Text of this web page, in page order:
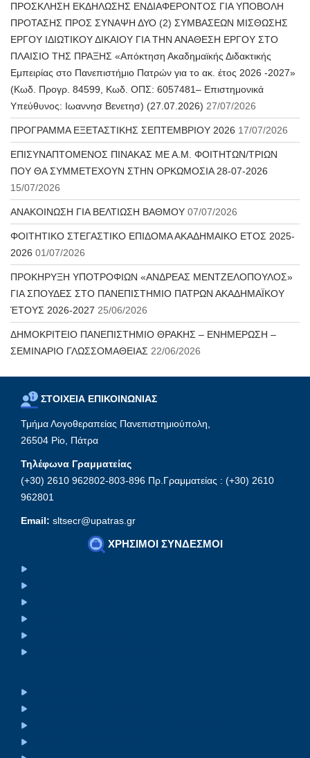
ΠΡΟΣΚΛΗΣΗ ΕΚΔΗΛΩΣΗΣ ΕΝΔΙΑΦΕΡΟΝΤΟΣ ΓΙΑ ΥΠΟΒΟΛΗ
ΠΡΟΤΑΣΗΣ ΠΡΟΣ ΣΥΝΑΨΗ ΔΥΟ (2) ΣΥΜΒΑΣΕΩΝ ΜΙΣΘΩΣΗΣ
ΕΡΓΟΥ ΙΔΙΩΤΙΚΟΥ ΔΙΚΑΙΟΥ ΓΙΑ ΤΗΝ ΑΝΑΘΕΣΗ ΕΡΓΟΥ ΣΤΟ
ΠΛΑΙΣΙΟ ΤΗΣ ΠΡΑΞΗΣ «Απόκτηση Ακαδημαϊκής Διδακτικής
Εμπειρίας στο Πανεπιστήμιο Πατρών για το ακ. έτος 2026 -2027»
(Κωδ. Προγρ. 84599, Κωδ. ΟΠΣ: 6057481– Επιστημονικά
Υπεύθυνος: Ιωαννησ Βενετησ) (27.07.2026) 27/07/2026
ΠΡΟΓΡΑΜΜΑ ΕΞΕΤΑΣΤΙΚΗΣ ΣΕΠΤΕΜΒΡΙΟΥ 2026 17/07/2026
ΕΠΙΣΥΝΑΠΤΟΜΕΝΟΣ ΠΙΝΑΚΑΣ ΜΕ Α.Μ. ΦΟΙΤΗΤΩΝ/ΤΡΙΩΝ
ΠΟΥ ΘΑ ΣΥΜΜΕΤΕΧΟΥΝ ΣΤΗΝ ΟΡΚΩΜΟΣΙΑ 28-07-2026
15/07/2026
ΑΝΑΚΟΙΝΩΣΗ ΓΙΑ ΒΕΛΤΙΩΣΗ ΒΑΘΜΟΥ 07/07/2026
ΦΟΙΤΗΤΙΚΟ ΣΤΕΓΑΣΤΙΚΟ ΕΠΙΔΟΜΑ ΑΚΑΔΗΜΑΙΚΟ ΕΤΟΣ 2025-
2026 01/07/2026
ΠΡΟΚΗΡΥΞΗ ΥΠΟΤΡΟΦΙΩΝ «ΑΝΔΡΕΑΣ ΜΕΝΤΖΕΛΟΠΟΥΛΟΣ»
ΓΙΑ ΣΠΟΥΔΕΣ ΣΤΟ ΠΑΝΕΠΙΣΤΗΜΙΟ ΠΑΤΡΩΝ ΑΚΑΔΗΜΑΪΚΟΥ
ΈΤΟΥΣ 2026-2027 25/06/2026
ΔΗΜΟΚΡΙΤΕΙΟ ΠΑΝΕΠΙΣΤΗΜΙΟ ΘΡΑΚΗΣ – ΕΝΗΜΕΡΩΣΗ –
ΣΕΜΙΝΑΡΙΟ ΓΛΩΣΣΟΜΑΘΕΙΑΣ 22/06/2026
ΣΤΟΙΧΕΙΑ ΕΠΙΚΟΙΝΩΝΙΑΣ
Τμήμα Λογοθεραπείας Πανεπιστημιούπολη,
26504 Ρίο, Πάτρα
Τηλέφωνα Γραμματείας
(+30) 2610 962802-803-896 Πρ.Γραμματείας : (+30) 2610
962801
Email: sltsecr@upatras.gr
ΧΡΗΣΙΜΟΙ ΣΥΝΔΕΣΜΟΙ